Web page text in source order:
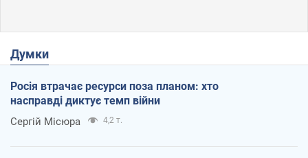
Думки
Росія втрачає ресурси поза планом: хто
насправді диктує темп війни
Сергій Місюра 4,2 т.